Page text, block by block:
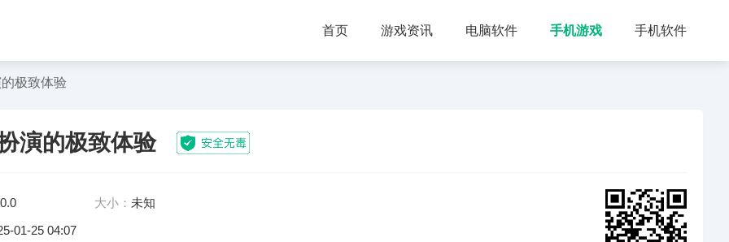
首页 游戏资讯 电脑软件 手机游戏 手机软件
极致体验
演的极致体验
大小： 未知
01-25 04:07